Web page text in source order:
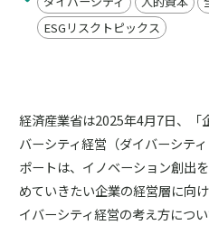
ESGリスクトピックス
経済産業省は2025年4月7日、「
バーシティ経営（ダイバーシテ
ポートは、イノベーション創出
めていきたい企業の経営層に向
イバーシティ経営の考え方につ